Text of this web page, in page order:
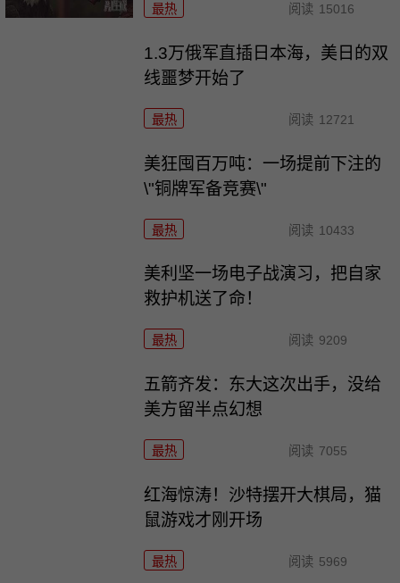
最热 阅读 15016
1.3万俄军直插日本海，美日的双
线噩梦开始了
最热 阅读 12721
美狂囤百万吨：一场提前下注的
\"铜牌军备竞赛\"
最热 阅读 10433
美利坚一场电子战演习，把自家
救护机送了命！
最热 阅读 9209
五箭齐发：东大这次出手，没给
美方留半点幻想
最热 阅读 7055
红海惊涛！沙特摆开大棋局，猫
鼠游戏才刚开场
最热 阅读 5969